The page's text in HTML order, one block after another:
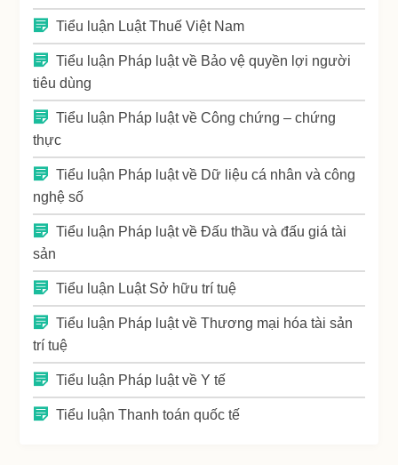
Tiểu luận Luật Thuế Việt Nam
Tiểu luận Pháp luật về Bảo vệ quyền lợi người
tiêu dùng
Tiểu luận Pháp luật về Công chứng – chứng
thực
Tiểu luận Pháp luật về Dữ liệu cá nhân và công
nghệ số
Tiểu luận Pháp luật về Đấu thầu và đấu giá tài
sản
Tiểu luận Luật Sở hữu trí tuệ
Tiểu luận Pháp luật về Thương mại hóa tài sản
trí tuệ
Tiểu luận Pháp luật về Y tế
Tiểu luận Thanh toán quốc tế